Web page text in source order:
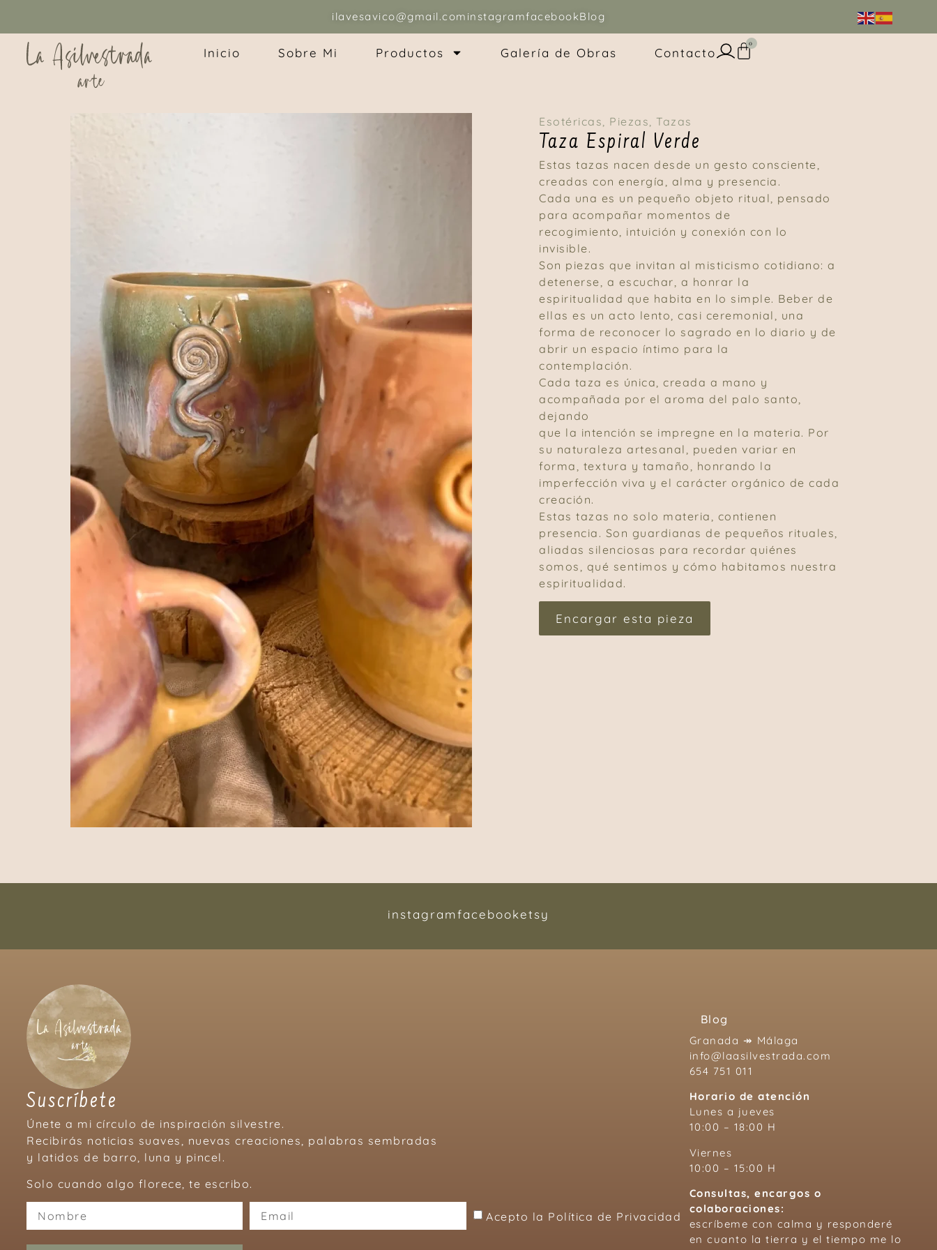
ilavesavico@gmail.com instagramfacebookBlog
Inicio Sobre Mi Productos Galería de Obras Contacto
0
Esotéricas Piezas ,Tazas
Taza Espiral Verde
Estas tazas nacen desde un gesto consciente,
creadas con energía, alma y presencia.
Cada una es un pequeño objeto ritual, pensado
para acompañar momentos de
recogimiento, intuición y conexión con lo
invisible.
Son piezas que invitan al misticismo cotidiano: a
detenerse, a escuchar, a honrar la
espiritualidad que habita en lo simple. Beber de
ellas es un acto lento, casi ceremonial, una
forma de reconocer lo sagrado en lo diario y de
abrir un espacio íntimo para la
contemplación.
Cada taza es única, creada a mano y
acompañada por el aroma del palo santo,
dejando
que la intención se impregne en la materia. Por
su naturaleza artesanal, pueden variar en
forma, textura y tamaño, honrando la
imperfección viva y el carácter orgánico de cada
creación.
Estas tazas no solo materia, contienen
presencia. Son guardianas de pequeños rituales,
aliadas silenciosas para recordar quiénes
somos, qué sentimos y cómo habitamos nuestra
espiritualidad.
Encargar esta pieza
instagramfacebooketsy
Suscríbete
Únete a mi círculo de inspiración silvestre.
Recibirás noticias suaves, nuevas creaciones, palabras sembradas
y latidos de barro, luna y pincel.
Solo cuando algo florece, te escribo.
Acepto la Política de Privacidad
Blog
Granada ↠ Málaga
info@laasilvestrada.com
654 751 011
Horario de atención
Lunes a jueves
10:00 – 18:00 H
Viernes
10:00 – 15:00 H
Consultas, encargos o
colaboraciones:
escríbeme con calma y responderé
en cuanto la tierra y el tiempo me lo